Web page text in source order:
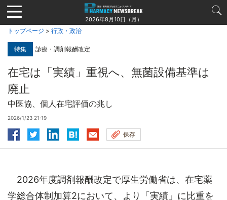
Jump
to
navigation
2026年8月10日（月）
トップページ > 行政・政治
特集 診療・調剤報酬改定
在宅は「実績」重視へ、無菌設備基準は
廃止
中医協、個人在宅評価の兆し
2026/1/23 21:19
保存
2026年度調剤報酬改定で厚生労働省は、在宅薬
学総合体制加算2において、より「実績」に比重を